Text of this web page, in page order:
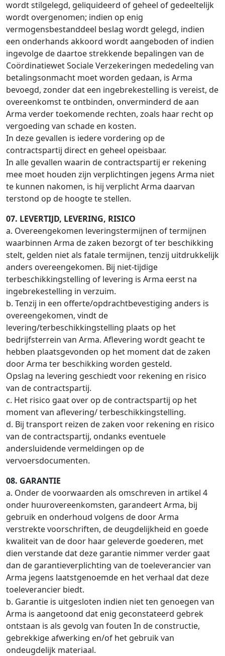
wordt stilgelegd, geliquideerd of geheel of gedeeltelijk
wordt overgenomen; indien op enig
vermogensbestanddeel beslag wordt gelegd, indien
een onderhands akkoord wordt aangeboden of indien
ingevolge de daartoe strekkende bepalingen van de
Coördinatiewet Sociale Verzekeringen mededeling van
betalingsonmacht moet worden gedaan, is Arma
bevoegd, zonder dat een ingebrekestelling is vereist, de
overeenkomst te ontbinden, onverminderd de aan
Arma verder toekomende rechten, zoals haar recht op
vergoeding van schade en kosten.
In deze gevallen is iedere vordering op de
contractspartij direct en geheel opeisbaar.
In alle gevallen waarin de contractspartij er rekening
mee moet houden zijn verplichtingen jegens Arma niet
te kunnen nakomen, is hij verplicht Arma daarvan
terstond op de hoogte te stellen.
07. LEVERTIJD, LEVERING, RISICO
a. Overeengekomen leveringstermijnen of termijnen
waarbinnen Arma de zaken bezorgt of ter beschikking
stelt, gelden niet als fatale termijnen, tenzij uitdrukkelijk
anders overeengekomen. Bij niet-tijdige
terbeschikkingstelling of levering is Arma eerst na
ingebrekestelling in verzuim.
b. Tenzij in een offerte/opdrachtbevestiging anders is
overeengekomen, vindt de
levering/terbeschikkingstelling plaats op het
bedrijfsterrein van Arma. Aflevering wordt geacht te
hebben plaatsgevonden op het moment dat de zaken
door Arma ter beschikking worden gesteld.
Opslag na levering geschiedt voor rekening en risico
van de contractspartij.
c. Het risico gaat over op de contractspartij op het
moment van aflevering/ terbeschikkingstelling.
d. Bij transport reizen de zaken voor rekening en risico
van de contractspartij, ondanks eventuele
andersluidende vermeldingen op de
vervoersdocumenten.
08. GARANTIE
a. Onder de voorwaarden als omschreven in artikel 4
onder huurovereenkomsten, garandeert Arma, bij
gebruik en onderhoud volgens de door Arma
verstrekte voorschriften, de deugdelijkheid en goede
kwaliteit van de door haar geleverde goederen, met
dien verstande dat deze garantie nimmer verder gaat
dan de garantieverplichting van de toeleverancier van
Arma jegens laatstgenoemde en het verhaal dat deze
toeleverancier biedt.
b. Garantie is uitgesloten indien niet ten genoegen van
Arma is aangetoond dat enig geconstateerd gebrek
ontstaan is als gevolg van fouten In de constructie,
gebrekkige afwerking en/of het gebruik van
ondeugdelijk materiaal.